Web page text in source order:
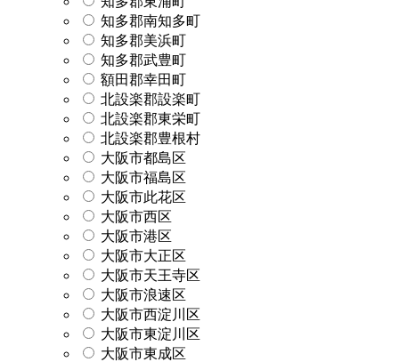
知多郡南知多町
知多郡美浜町
知多郡武豊町
額田郡幸田町
北設楽郡設楽町
北設楽郡東栄町
北設楽郡豊根村
大阪市都島区
大阪市福島区
大阪市此花区
大阪市西区
大阪市港区
大阪市大正区
大阪市天王寺区
大阪市浪速区
大阪市西淀川区
大阪市東淀川区
大阪市東成区